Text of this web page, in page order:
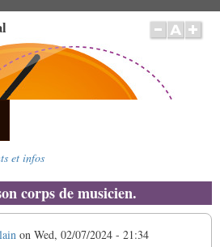
et infos
corps de musicien.
on Wed, 02/07/2024 - 21:34